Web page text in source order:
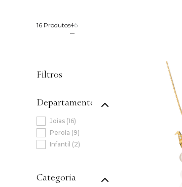
16 Produtos46
Filtros
Departamento
Joias (16)
Perola (9)
Infantil (2)
Categoria